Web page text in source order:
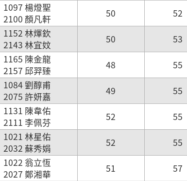
1097 楊燈聖
2100 顏凡軒
50 52
1152 林煇欽
2143 林宜妏
50 53
1165 陳金龍
2157 邱羿臻
48 55
1084 劉醇甫
2075 許妍嘉
49 55
1131 陳韋佑
2111 李佩芬
52 55
1021 林星佑
2032 蘇秀娟
52 55
1022 翁立恆
2027 鄭湘華
51 57